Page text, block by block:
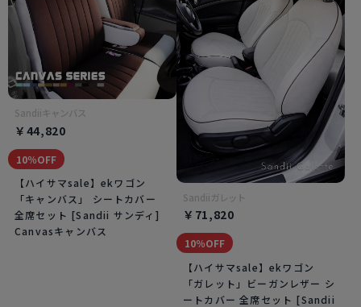
Sandiiキャンバス
￥44,820
10％OFF
【ハイサマsale】ekワゴン
「キャンバス」 シートカバー
全席セット [Sandii サンディ]
Canvasキャンバス
Sandiiガレット
￥71,820
10％OFF
【ハイサマsale】ekワゴン
「ガレット」ビーガンレザー シ
ートカバー 全席セット [Sandii